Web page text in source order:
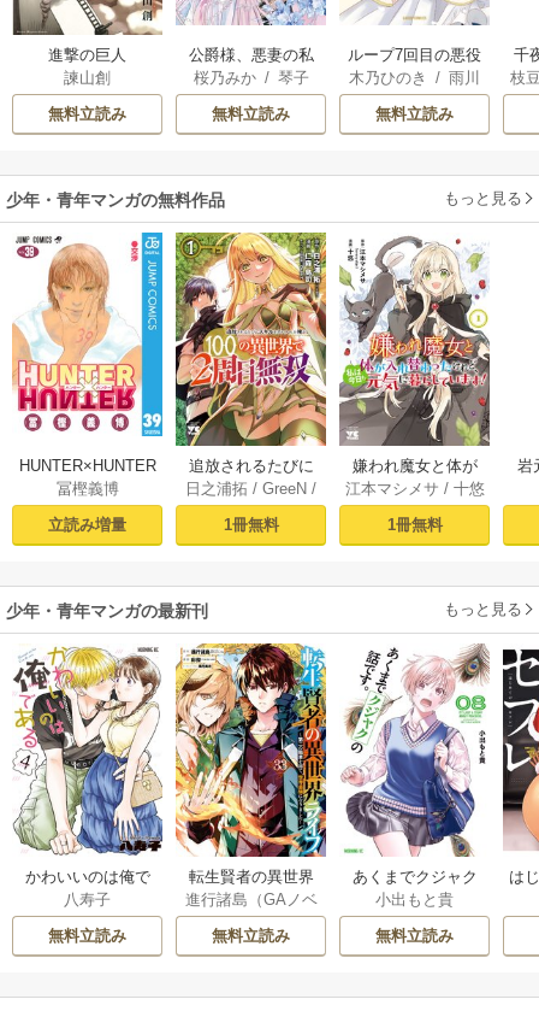
進撃の巨人
諫山創
無料立読み
公爵様、悪妻の私
はもう放っておい
てください
桜乃みか/ 琴子
無料立読み
ループ7回目の悪役
令嬢は、元敵国で
自由気ままな花嫁
生活を満喫する
木乃ひのき /雨川
透子/八美☆わん
無料立読み
千
国
枝
少年・青年マンガの無料作品 もっと見る
HUNTER×HUNTER
モノクロ版 39
冨樫義博
立読み増量
追放されるたびに
スキルを手に入れ
た俺が、100の異世
界で2周目無双【電
日之浦拓 /GreeN /
仁森島司
1冊無料
嫌われ魔女と体が
入れ替わったけれ
ど、私は今日も元
気に暮らしていま
本】 1
江本マシメサ / 十悠
1冊無料
岩
少年・青年マンガの最新刊 もっと見る
かわいいのは俺で
ある 4巻
八寿子
無料立読み
転生賢者の異世界
ライフ～第二の職
業を得て、世界最
強になりました～ 3
進行諸島（GAノベ
ル／SBクリエイテ
ィブ刊）/彭傑（Fr
花風花
無料立読み
あくまでクジャク
の話です。 8巻
小出もと貴
無料立読み
は